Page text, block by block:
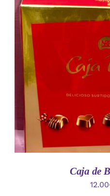
AÑADIR AL
DETALLES
Caja de
12.00